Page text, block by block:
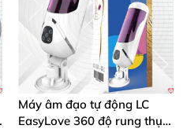
Máy âm đạo tự động LC
EasyLove 360 độ rung thụt